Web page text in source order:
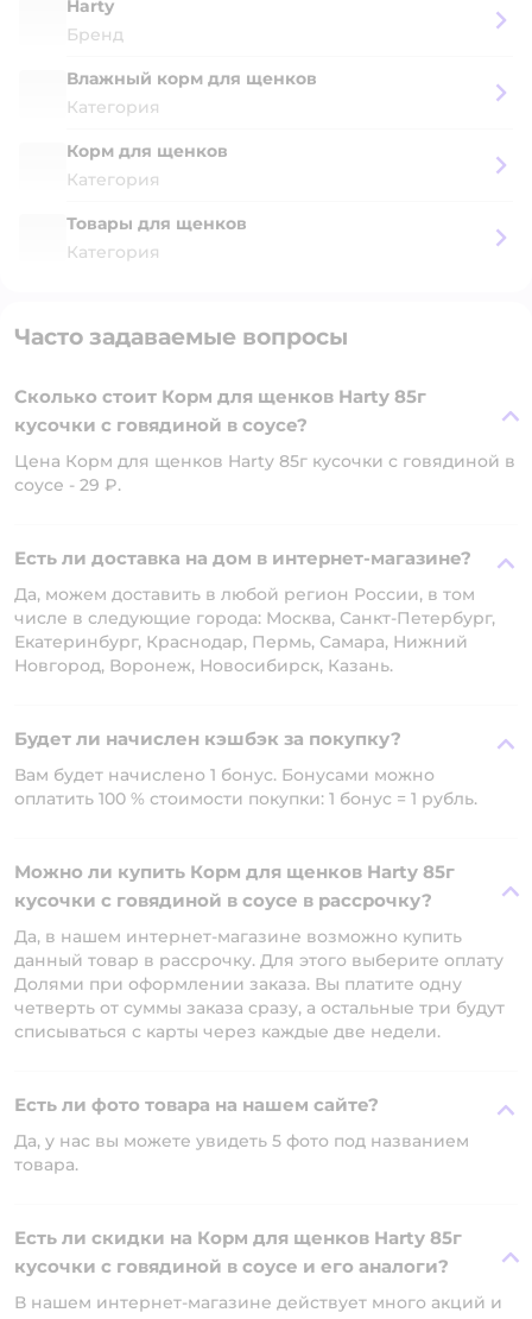
Harty
Бренд
Влажный корм для щенков
Категория
Корм для щенков
Категория
Товары для щенков
Категория
Часто задаваемые вопросы
Сколько стоит Корм для щенков Harty 85г
кусочки с говядиной в соусе?
Цена Корм для щенков Harty 85г кусочки с говядиной в
соусе - 29 ₽.
Есть ли доставка на дом в интернет-магазине?
Да, можем доставить в любой регион России, в том
числе в следующие города: Москва, Санкт-Петербург,
Екатеринбург, Краснодар, Пермь, Самара, Нижний
Новгород, Воронеж, Новосибирск, Казань.
Будет ли начислен кэшбэк за покупку?
Вам будет начислено 1 бонус. Бонусами можно
оплатить 100 % стоимости покупки: 1 бонус = 1 рубль.
Можно ли купить Корм для щенков Harty 85г
кусочки с говядиной в соусе в рассрочку?
Да, в нашем интернет-магазине возможно купить
данный товар в рассрочку. Для этого выберите оплату
Долями при оформлении заказа. Вы платите одну
четверть от суммы заказа сразу, а остальные три будут
списываться с карты через каждые две недели.
Есть ли фото товара на нашем сайте?
Да, у нас вы можете увидеть 5 фото под названием
товара.
Есть ли скидки на Корм для щенков Harty 85г
кусочки с говядиной в соусе и его аналоги?
В нашем интернет-магазине действует много акций и